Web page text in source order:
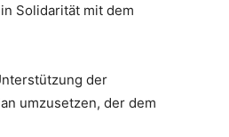
Solidarität mit dem
der
umzusetzen, der dem